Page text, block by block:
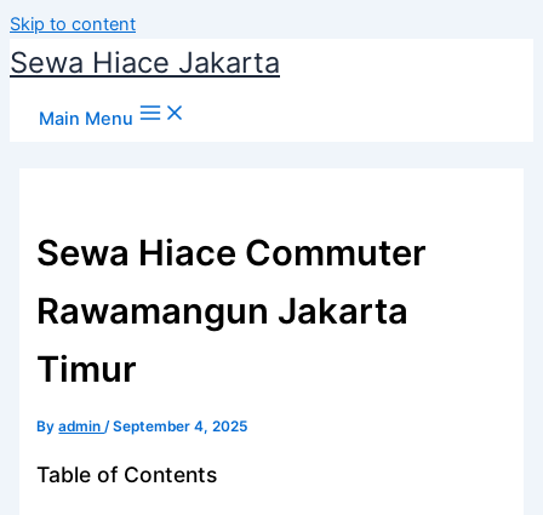
Skip to content
Sewa Hiace Jakarta
Main Menu
Sewa Hiace Commuter
Rawamangun Jakarta
Timur
Byadmin/September 4, 2025
Table of Contents